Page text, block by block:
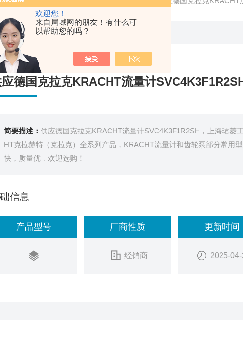
欢迎您！
来自局域网的朋友！有什么可
以帮助您的吗？
德国克拉克KRACHT流量计
简要描述： 供应德国克拉克KRACHT流量计SVC4K3F1R2SH，上海珺菱
HT克拉赫特（克拉克）全系列产品，KRACHT流量计和齿轮泵部分常用
快，质量优，欢迎选购！
信息
产品型号 厂商性质
经销商
更新时间
2025-